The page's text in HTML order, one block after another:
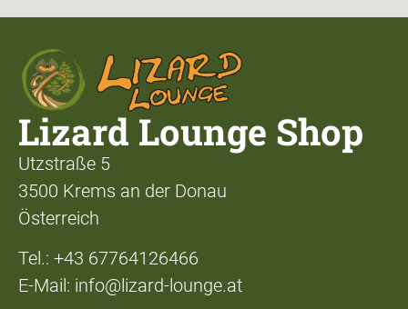
Lizard Lounge Shop
Utzstraße 5
3500 Krems an der Donau
Österreich
Tel.: +43 67764126466
E-Mail: info@lizard-lounge.at